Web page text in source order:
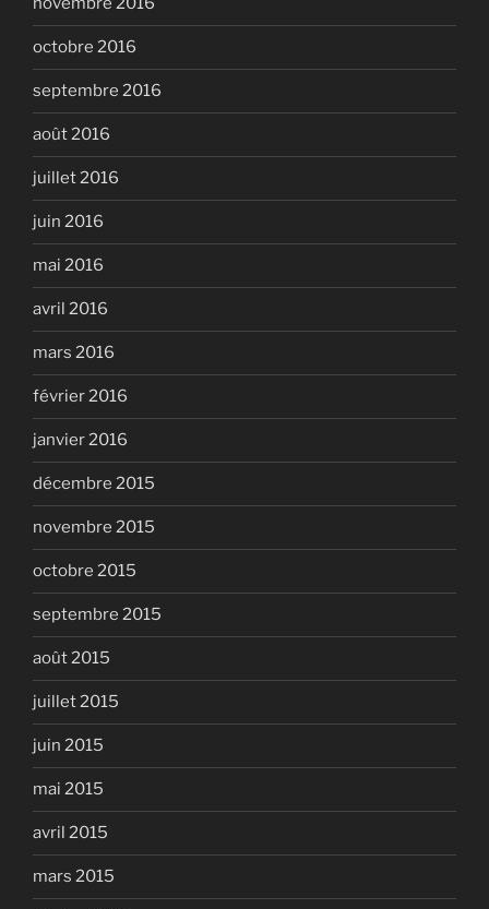
octobre 2016
septembre 2016
août 2016
juillet 2016
juin 2016
mai 2016
avril 2016
mars 2016
février 2016
janvier 2016
décembre 2015
novembre 2015
octobre 2015
septembre 2015
août 2015
juillet 2015
juin 2015
mai 2015
avril 2015
mars 2015